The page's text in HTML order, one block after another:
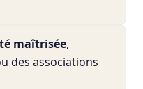
maîtrisée,
des associations